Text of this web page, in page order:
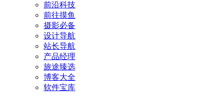
前沿科技
前往摸鱼
摄影必备
设计导航
站长导航
产品经理
旅途臻选
博客大全
软件宝库